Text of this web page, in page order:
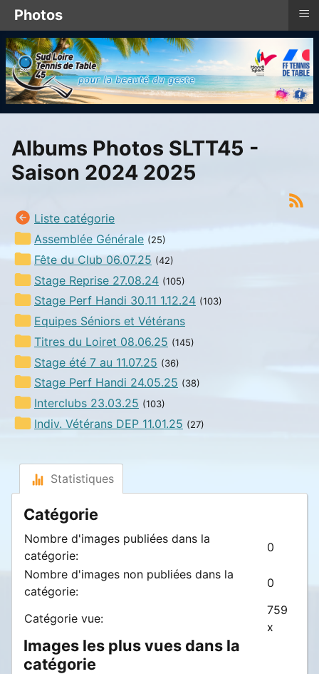
Albums Photos SLTT45 -
Saison 2024 2025
Liste catégorie
Assemblée Générale (25)
Fête du Club 06.07.25 (42)
Stage Reprise 27.08.24 (105)
Stage Perf Handi 30.11 1.12.24 (103)
Equipes Séniors et Vétérans
Titres du Loiret 08.06.25 (145)
Stage été 7 au 11.07.25 (36)
Stage Perf Handi 24.05.25 (38)
Interclubs 23.03.25 (103)
Indiv. Vétérans DEP 11.01.25 (27)
Statistiques
Catégorie
Nombre d'images publiées dans la
catégorie:
0
Nombre d'images non publiées dans la
catégorie:
0
Catégorie vue:
759
x
Images les plus vues dans la
catégorie
Photos ≡